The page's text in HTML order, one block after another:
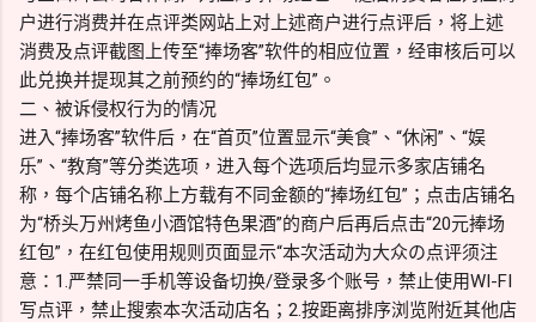
户进行消费并在点评类网站上对上述商户进行点评后，将上述
消费及点评截图上传至“捧场客”软件的相应位置，经审核后可以
此兑换并提现其之前预约的“捧场红包”。
二、被诉侵权行为的情况
进入“捧场客”软件后，在“首页”位置显示“美食”、“休闲”、“娱
乐”、“教育”等分类选项，进入每个选项后均显示多家店铺名
称，每个店铺名称上方载有不同金额的“捧场红包”；点击店铺名
为“桥头万州烤鱼小酒馆特色果酒”的商户后再后点击“20元捧场
红包”，在红包使用规则页面显示“本次活动为大众の点评须注
意：1.严禁同一手机等设备切换/登录多个账号，禁止使用WI-FI
写点评，禁止搜索本次活动店名；2.按距离排序浏览附近其他店